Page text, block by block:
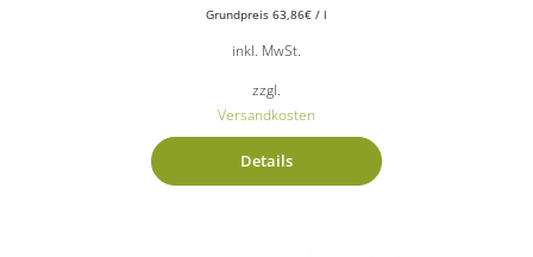
Grundpreis 63,86€ / l
inkl. MwSt.
zzgl.
Versandkosten
Details